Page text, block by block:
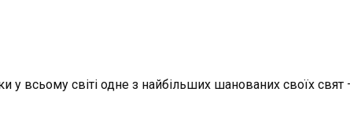
у всьому світі одне з найбільших шанованих своїх